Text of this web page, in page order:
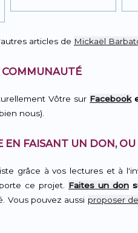
articles de Mickaël
Vôtre sur Facebook
nous).
EN FAISANT UN DON,
grâce à vos lectures et à
ce projet. Faites un don
Vous pouvez aussi proposer